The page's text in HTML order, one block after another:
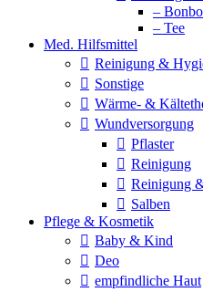
–
– Tee
Med. Hilfsmittel
Reinigung &
Sonstige
Wärme- &
Wundversorgung
Pflaster
Reinigung
Reinigung
Salben
Pflege & Kosmetik
Baby & Kind
Deo
empfindliche Haut